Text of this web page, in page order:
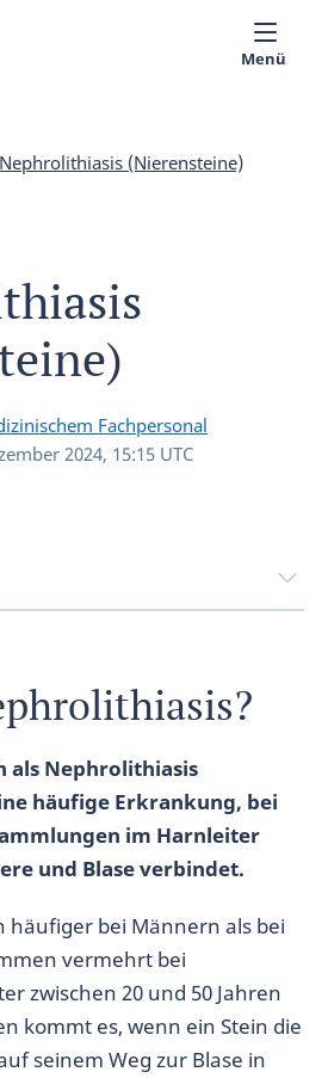
Menü
Nephrolithiasis (Nierensteine)
Fachpersonal
2024, 15:15 UTC
als Nephrolithiasis
häufige Erkrankung, bei
im Harnleiter
und Blase verbindet.
bei Männern als bei
vermehrt bei
zwischen 20 und 50 Jahren
kommt es, wenn ein Stein die
seinem Weg zur Blase in